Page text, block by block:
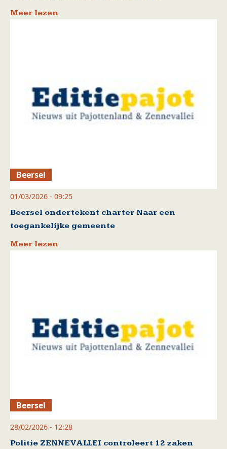
Meer lezen
Beersel
01/03/2026 - 09:25
Beersel ondertekent charter Naar een
toegankelijke gemeente
Meer lezen
Beersel
28/02/2026 - 12:28
Politie ZENNEVALLEI controleert 12 zaken